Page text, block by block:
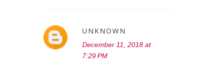
UNKNOWN
December 11, 2018 at
7:29 PM